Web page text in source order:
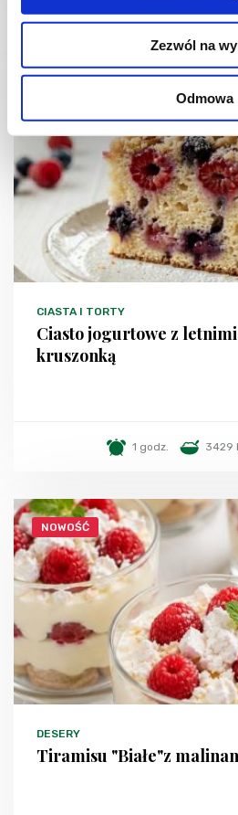
Zezwól na
Odmowa
1 dzień 4954
CIASTA I TORTY
Ciasto jogurtowe z
kruszonką
1 godz. 3429
NOWOŚĆ
DESERY
Tiramisu "Białe"z